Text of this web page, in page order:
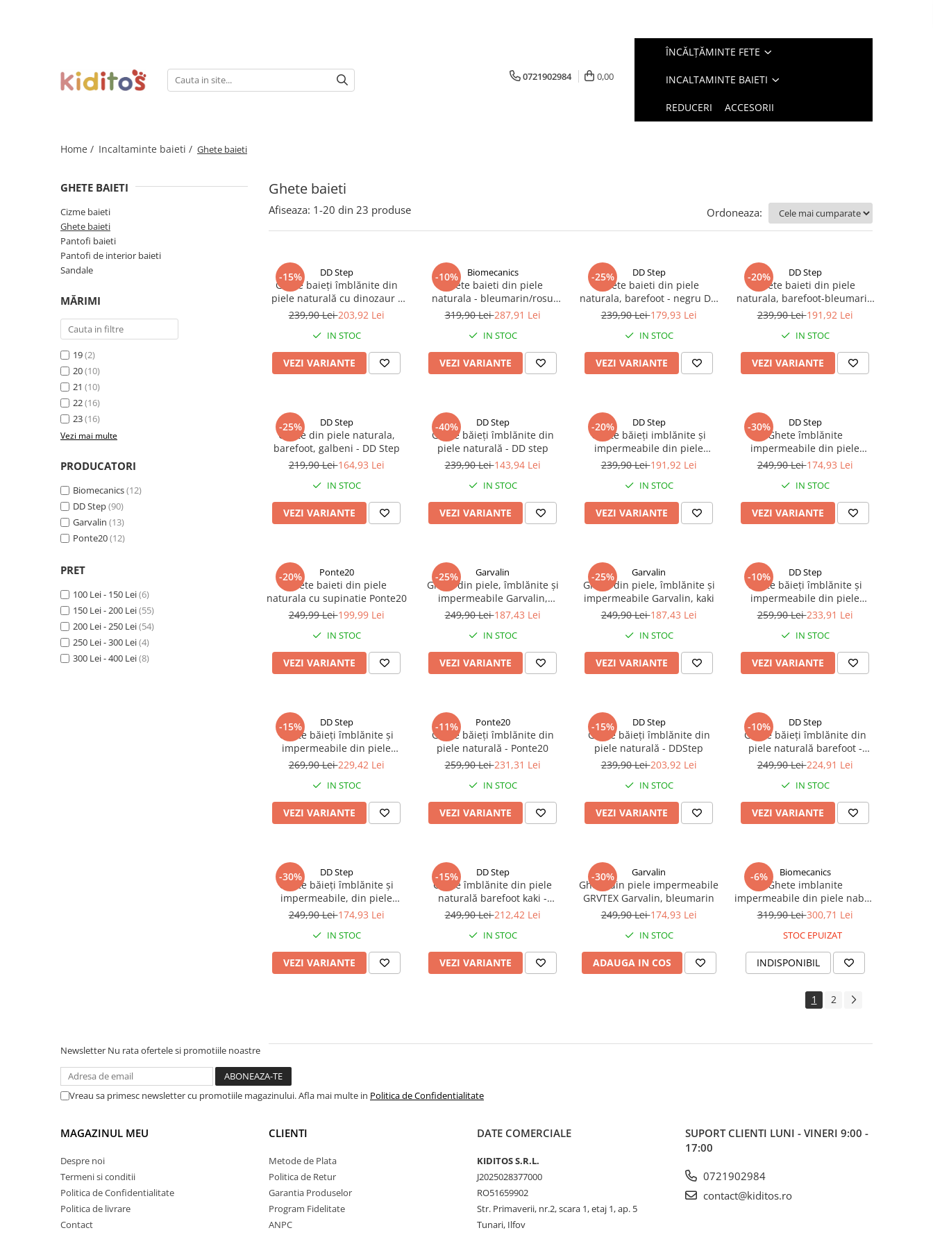
Ghete baieti
0721902984 0,00
ÎNCĂLȚĂMINTE FETE
INCALTAMINTE BAIETI
REDUCERI ACCESORII
Home / Incaltaminte baieti / Ghete baieti
Ghete baieti
GHETE BAIETI
Cizme baieti
Ghete baieti
Pantofi baieti
Pantofi de interior baieti
Sandale
MĂRIMI
19(2)
20(10)
21 (10)
22(16)
23(16)
Vezi mai multe
PRODUCATORI
Biomecanics(12)
DD Step(90)
Garvalin (13)
Ponte20(12)
PRET
100 Lei - 150 Lei(6)
150 Lei - 200 Lei(55)
200 Lei - 250 Lei(54)
250 Lei - 300 Lei(4)
300 Lei - 400 Lei(8)
Afiseaza: 1-20 din 23 produse Ordoneaza:
-15% DD Step
Ghete baieți îmblănite din
piele naturală cu dinozaur -
DDStep
239,90 Lei203,92 Lei
IN STOC
VEZI VARIANTE
-10% Biomecanics
Ghete baieti din piele
naturala - bleumarin/rosu
Biomecanics
319,90 Lei287,91 Lei
IN STOC
VEZI VARIANTE
-25% DD Step
Ghete baieti din piele
naturala, barefoot - negru DD
Step
239,90 Lei179,93 Lei
IN STOC
VEZI VARIANTE
-20% DD Step
Ghete baieti din piele
naturala, barefoot-bleumarin
DD Step
239,90 Lei191,92 Lei
IN STOC
VEZI VARIANTE
-25% DD Step
Ghete din piele naturala,
barefoot, galbeni - DD Step
219,90 Lei164,93 Lei
IN STOC
VEZI VARIANTE
-40% DD Step
Ghete băieți îmblănite din
piele naturală - DD step
239,90 Lei143,94 Lei
IN STOC
VEZI VARIANTE
-20% DD Step
Ghete băieți imblănite și
impermeabile din piele
naturală barefoot - DD step
239,90 Lei191,92 Lei
IN STOC
VEZI VARIANTE
-30% DD Step
Ghete îmblănite
impermeabile din piele
naturală nabuc gri - DD Step
249,90 Lei174,93 Lei
IN STOC
VEZI VARIANTE
-20% Ponte20
Ghete baieti din piele
naturala cu supinatie Ponte20
249,99 Lei199,99 Lei
IN STOC
VEZI VARIANTE
-25% Garvalin
Ghete din piele, îmblănite și
impermeabile Garvalin,
bleumarin
249,90 Lei187,43 Lei
IN STOC
VEZI VARIANTE
-25% Garvalin
Ghete din piele, îmblănite și
impermeabile Garvalin, kaki
249,90 Lei187,43 Lei
IN STOC
VEZI VARIANTE
-10% DD Step
Ghete băieți îmblănite și
impermeabile din piele
naturală, cu dinozaur -
259,90 Lei233,91 Lei
IN STOC
VEZI VARIANTE
-15% DD Step
Ghete băieți îmblănite și
impermeabile din piele
naturală negru/albastru-
269,90 Lei229,42 Lei
IN STOC
VEZI VARIANTE
-11% Ponte20
Ghete băieți îmblănite din
piele naturală - Ponte20
259,90 Lei231,31 Lei
IN STOC
VEZI VARIANTE
-15% DD Step
Ghete băieți îmblănite din
piele naturală - DDStep
239,90 Lei203,92 Lei
IN STOC
VEZI VARIANTE
-10% DD Step
Ghete băieți îmblănite din
piele naturală barefoot -
DDStep
249,90 Lei224,91 Lei
IN STOC
VEZI VARIANTE
-30% DD Step
Ghete băieți îmblănite și
impermeabile, din piele
naturală, fosforescente -
249,90 Lei174,93 Lei
IN STOC
VEZI VARIANTE
-15% DD Step
Ghete îmblănite din piele
naturală barefoot kaki -
DDStep
249,90 Lei212,42 Lei
IN STOC
VEZI VARIANTE
-30% Garvalin
Ghete din piele impermeabile
GRVTEX Garvalin, bleumarin
249,90 Lei174,93 Lei
IN STOC
ADAUGA IN COS
-6% Biomecanics
Ghete imblanite
impermeabile din piele nabuc
si interior de lana naturala -
319,90 Lei300,71 Lei
STOC EPUIZAT
INDISPONIBIL
1 2
Newsletter Nu rata ofertele si promotiile noastre
Vreau sa primesc newsletter cu promotiile magazinului. Afla mai multe in Politica de Confidentialitate
MAGAZINUL MEU
Despre noi
Termeni si conditii
Politica de Confidentialitate
Politica de livrare
Contact
CLIENTI
Metode de Plata
Politica de Retur
Garantia Produselor
Program Fidelitate
ANPC
DATE COMERCIALE
KIDITOS S.R.L.
J2025028377000
RO51659902
Str. Primaverii, nr.2, scara 1, etaj 1, ap. 5
Tunari, Ilfov
SUPORT CLIENTI LUNI - VINERI 9:00 -
17:00
0721902984
contact@kiditos.ro